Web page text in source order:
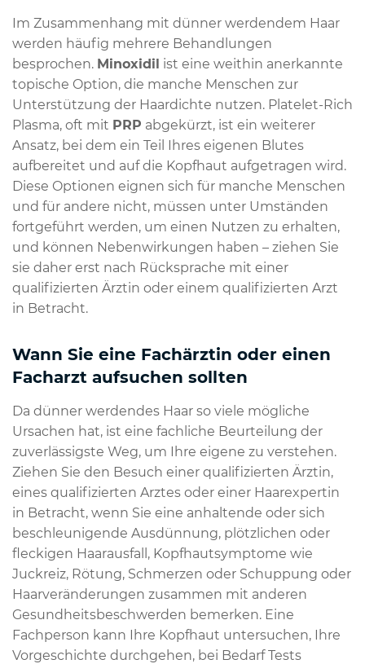
Im Zusammenhang mit dünner werdendem Haar
werden häufig mehrere Behandlungen
besprochen. Minoxidil ist eine weithin anerkannte
topische Option, die manche Menschen zur
Unterstützung der Haardichte nutzen. Platelet-Rich
Plasma, oft mit PRP abgekürzt, ist ein weiterer
Ansatz, bei dem ein Teil Ihres eigenen Blutes
aufbereitet und auf die Kopfhaut aufgetragen wird.
Diese Optionen eignen sich für manche Menschen
und für andere nicht, müssen unter Umständen
fortgeführt werden, um einen Nutzen zu erhalten,
und können Nebenwirkungen haben – ziehen Sie
sie daher erst nach Rücksprache mit einer
qualifizierten Ärztin oder einem qualifizierten Arzt
in Betracht.
Wann Sie eine Fachärztin oder einen
Facharzt aufsuchen sollten
Da dünner werdendes Haar so viele mögliche
Ursachen hat, ist eine fachliche Beurteilung der
zuverlässigste Weg, um Ihre eigene zu verstehen.
Ziehen Sie den Besuch einer qualifizierten Ärztin,
eines qualifizierten Arztes oder einer Haarexpertin
in Betracht, wenn Sie eine anhaltende oder sich
beschleunigende Ausdünnung, plötzlichen oder
fleckigen Haarausfall, Kopfhautsymptome wie
Juckreiz, Rötung, Schmerzen oder Schuppung oder
Haarveränderungen zusammen mit anderen
Gesundheitsbeschwerden bemerken. Eine
Fachperson kann Ihre Kopfhaut untersuchen, Ihre
Vorgeschichte durchgehen, bei Bedarf Tests